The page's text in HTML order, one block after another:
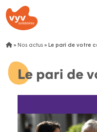
» Nos actus » Le pari de votre
Le pari de